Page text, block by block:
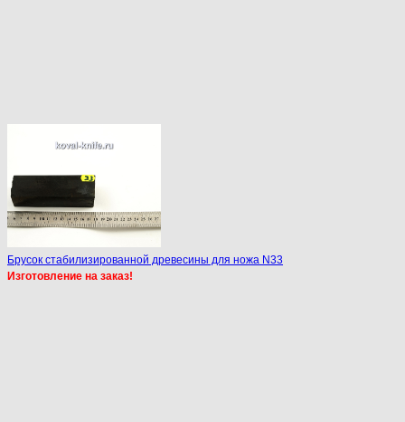
Брусок стабилизированной древесины для ножа N33
Изготовление на заказ!